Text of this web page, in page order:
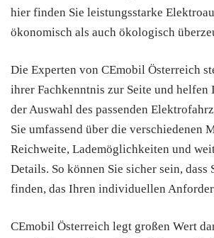
hier finden Sie leistungsstarke
ökonomisch als auch ökologisch
Die Experten von CEmobil Österreich
ihrer Fachkenntnis zur Seite und helfen
der Auswahl des passenden
Sie umfassend über die verschiedenen
Reichweite, Lademöglichkeiten und
Details. So können Sie sicher sein, dass
finden, das Ihren individuellen
CEmobil Österreich legt großen Wert